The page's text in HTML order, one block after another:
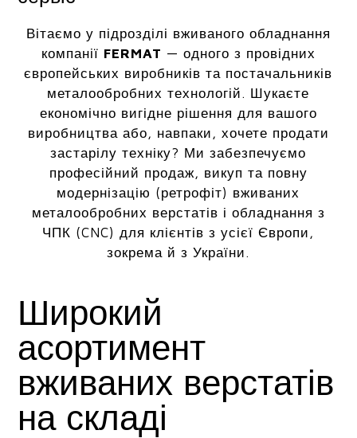
Вітаємо у підрозділі вживаного обладнання
компанії FERMAT — одного з провідних
європейських виробників та постачальників
металообробних технологій. Шукаєте
економічно вигідне рішення для вашого
виробництва або, навпаки, хочете продати
застарілу техніку? Ми забезпечуємо
професійний продаж, викуп та повну
модернізацію (ретрофіт) вживаних
металообробних верстатів і обладнання з
ЧПК (CNC) для клієнтів з усієї Європи,
зокрема й з України.
Широкий
асортимент
вживаних верстатів
на складі